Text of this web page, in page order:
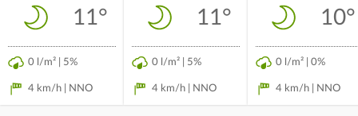
11°
0 l/m² | 5%
4 km/h | NNO
11°
0 l/m² | 5%
4 km/h | NNO
10°
0 l/m² | 0%
4 km/h | NNO